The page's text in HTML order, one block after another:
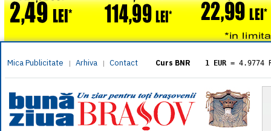
Mica Publicitate | Arhiva | Contact Curs BNR 1 EUR = 4.9774
= 5.8304
1 XAU= 464.4611
1 AED= 1.1933
1 AUD= 2.7957
1 BGN= 2.5449